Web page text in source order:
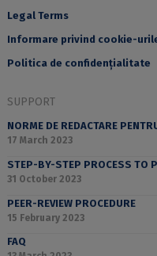
Legal Terms
Informare privind cookie-
Politica de confidențialitate
SUPPORT
NORME DE REDACTARE
17 March 2023
STEP-BY-STEP PROCESS TO
31 October 2023
PEER-REVIEW PROCEDURE
15 February 2023
FAQ